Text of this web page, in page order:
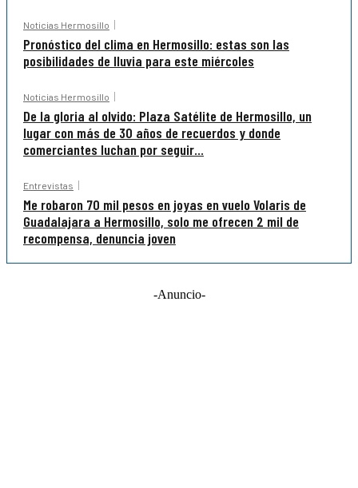
Noticias Hermosillo
Pronóstico del clima en Hermosillo: estas son las
posibilidades de lluvia para este miércoles
Noticias Hermosillo
De la gloria al olvido: Plaza Satélite de Hermosillo, un
lugar con más de 30 años de recuerdos y donde
comerciantes luchan por seguir...
Entrevistas
Me robaron 70 mil pesos en joyas en vuelo Volaris de
Guadalajara a Hermosillo, solo me ofrecen 2 mil de
recompensa, denuncia joven
-Anuncio-